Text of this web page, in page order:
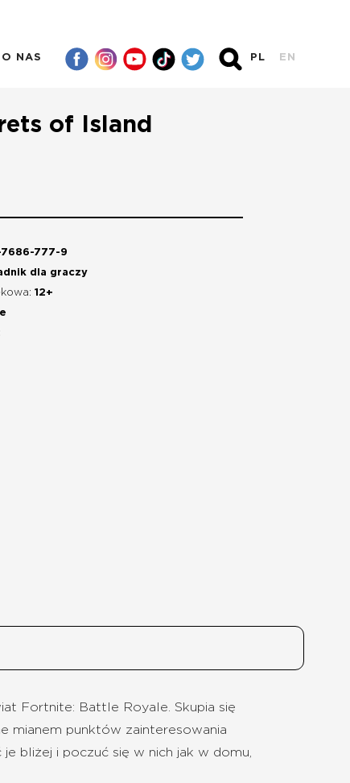
O NAS PL EN
of Island
777-9
dla graczy
12+
Fortnite: Battle Royale. Skupia się
mianem punktów zainteresowania
bliżej i poczuć się w nich jak w domu,